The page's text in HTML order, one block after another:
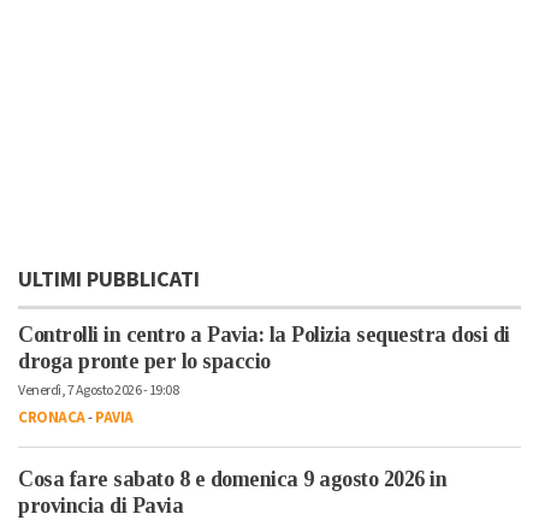
ULTIMI PUBBLICATI
Controlli in centro a Pavia: la Polizia sequestra dosi di
droga pronte per lo spaccio
Venerdì, 7 Agosto 2026 - 19:08
CRONACA-PAVIA
Cosa fare sabato 8 e domenica 9 agosto 2026 in
provincia di Pavia